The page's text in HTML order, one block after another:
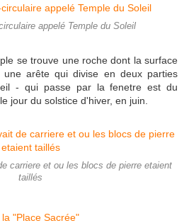
appelé Temple du Soleil
se trouve une roche dont la surface
arête qui divise en deux parties
- qui passe par la fenetre est du
jour du solstice d'hiver, en juin.
carriere et ou les blocs de pierre etaient
taillés